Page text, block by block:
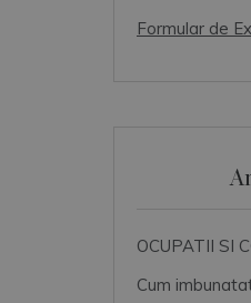
Formular de
OCUPATII SI
Cum